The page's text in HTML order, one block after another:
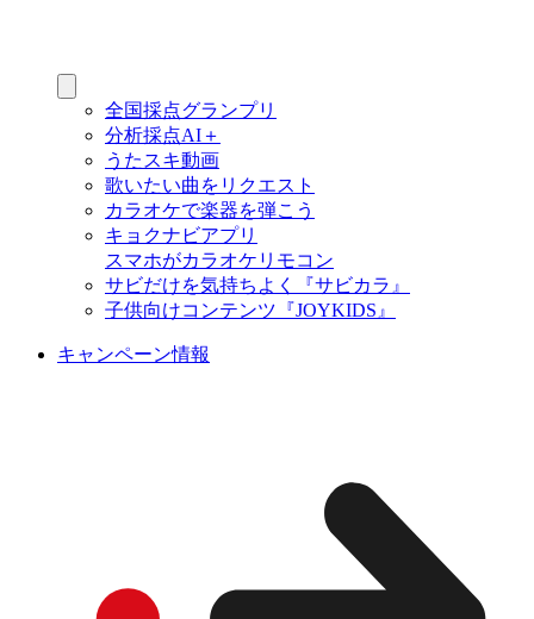
全国採点グランプリ
分析採点AI＋
うたスキ動画
歌いたい曲をリクエスト
カラオケで楽器を弾こう
キョクナビアプリ
スマホがカラオケリモコン
サビだけを気持ちよく『サビカラ』
子供向けコンテンツ『JOYKIDS』
キャンペーン情報